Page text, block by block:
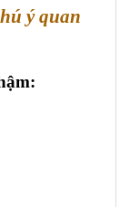
ý quan